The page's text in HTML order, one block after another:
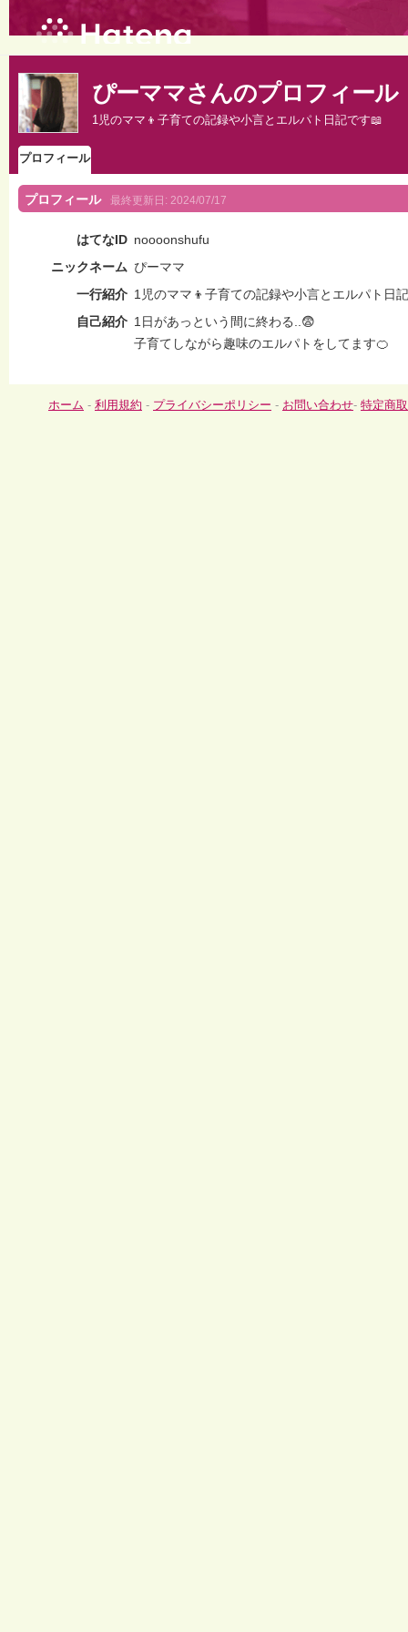
ぴーママさんのプロフィール
1児のママ👦子育ての記録や小言とエルパト日記です📖
プロフィール
プロフィール 最終更新日: 2024/07/17
はてなID noooonshufu
ニックネーム ぴーママ
一行紹介 1児のママ👦子育ての記録や小言とエルパト日
自己紹介 1日があっという間に終わる..😨
子育てしながら趣味のエルパトをしてます🍊
ホーム - 利用規約 - プライバシーポリシー - お問い合わせ- 特定商